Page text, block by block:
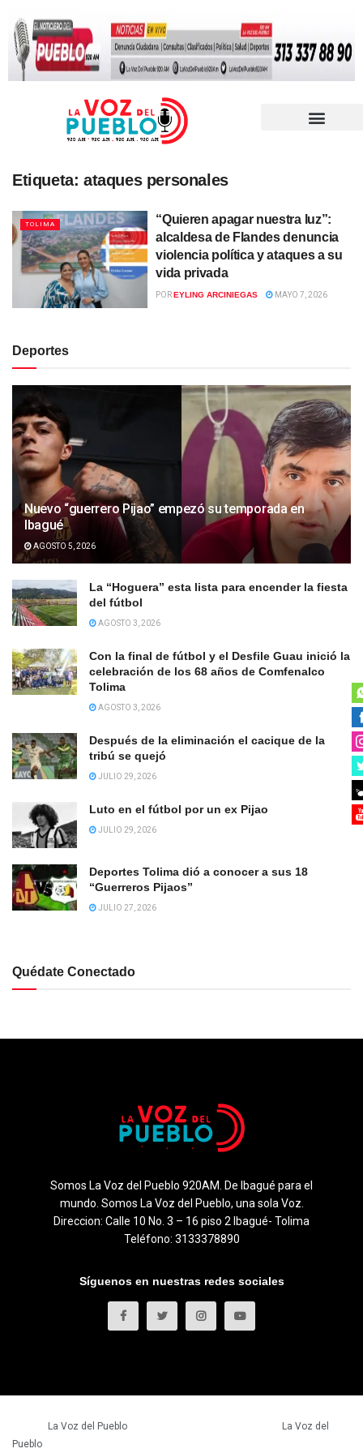
Etiqueta: ataques personales
TOLIMA
“Quieren apagar nuestra luz”:
alcaldesa de Flandes denuncia
violencia política y ataques a su
vida privada
POREYLING ARCINIEGAS MAYO 7, 2026
Deportes
Nuevo “guerrero Pijao” empezó su temporada en
Ibagué
AGOSTO 5, 2026
La “Hoguera” esta lista para encender la fiesta
del fútbol
AGOSTO 3, 2026
Con la final de fútbol y el Desfile Guau inició la
celebración de los 68 años de Comfenalco
Tolima
AGOSTO 3, 2026
Después de la eliminación el cacique de la
tribú se quejó
JULIO 29, 2026
Luto en el fútbol por un ex Pijao
JULIO 29, 2026
Deportes Tolima dió a conocer a sus 18
“Guerreros Pijaos”
JULIO 27, 2026
Quédate Conectado
Somos La Voz del Pueblo 920AM. De Ibagué para el
mundo. Somos La Voz del Pueblo, una sola Voz.
Direccion: Calle 10 No. 3 – 16 piso 2 Ibagué- Tolima
Teléfono: 3133378890
Síguenos en nuestras redes sociales
La Voz del Pueblo
La Voz del
Pueblo